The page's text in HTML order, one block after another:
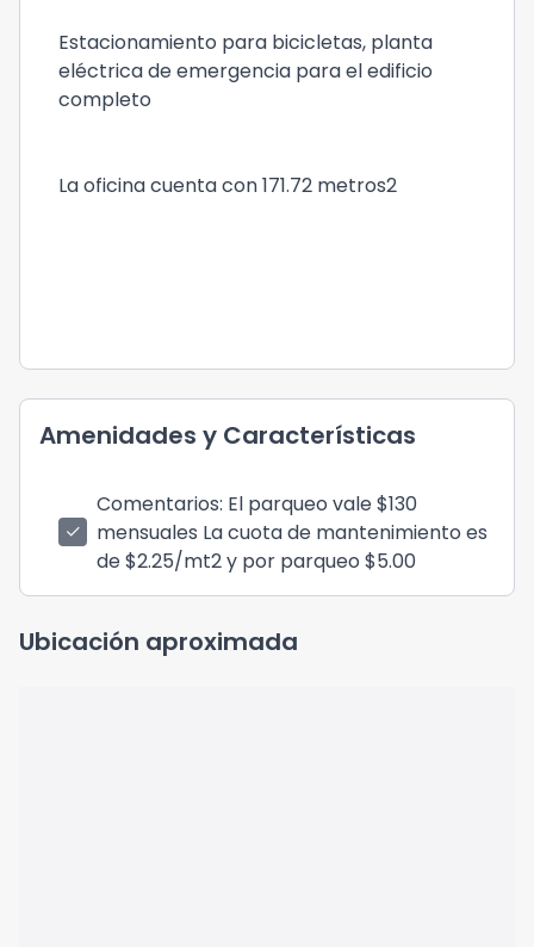
Estacionamiento para bicicletas, planta
eléctrica de emergencia para el edificio
completo
La oficina cuenta con 171.72 metros2
Amenidades y Características
check
Comentarios: El parqueo vale $130
mensuales La cuota de mantenimiento es
de $2.25/mt2 y por parqueo $5.00
Ubicación aproximada